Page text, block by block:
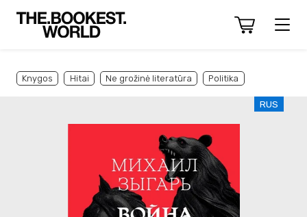
Knygos Hitai Ne grožinė literatūra Politika
RUS